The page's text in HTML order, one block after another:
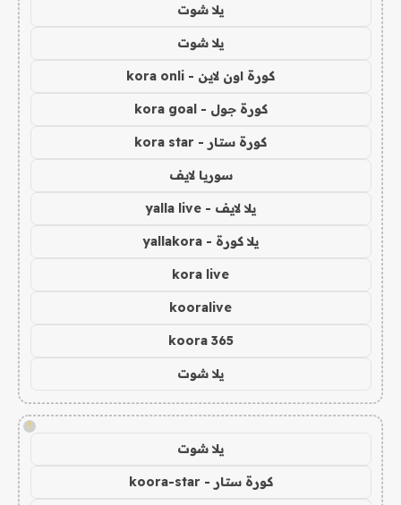
يلا شوت
يلا شوت
كورة اون لاين - kora onli
كورة جول - kora goal
كورة ستار - kora star
سوريا لايف
يلا لايف - yalla live
يلا كورة - yallakora
kora live
kooralive
koora 365
يلا شوت
!
يلا شوت
كورة ستار - koora-star